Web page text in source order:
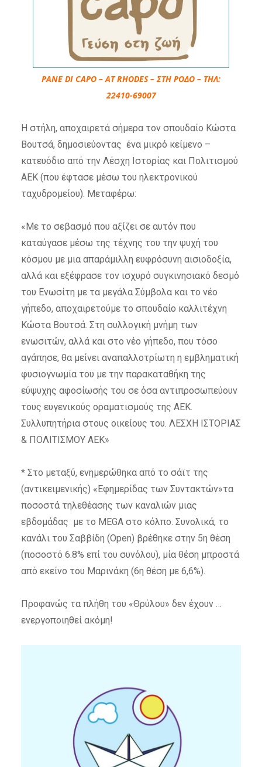
PANE DI CAPO – AT RHODES – ΣΤΗ ΡΟΔΟ – ΤΗΛ:
22410-69007
Η στήλη, αποχαιρετά σήμερα τον σπουδαίο Κώστα
Βουτσά, δημοσιεύοντας ένα μικρό κείμενο –
κατευόδιο από την Λέσχη Ιστορίας και Πολιτισμού
ΑΕΚ (που έφτασε μέσω του ηλεκτρονικού
ταχυδρομείου). Μεταφέρω:
«Με το σεβασμό που αξίζει σε αυτόν που
καταύγασε μέσω της τέχνης του την ψυχή του
κόσμου με μια απαράμιλλη ευφρόσυνη αισιοδοξία,
αλλά και εξέφρασε τον ισχυρό συγκινησιακό δεσμό
του Ενωσίτη με τα μεγάλα Σύμβολα και το νέο
γήπεδο, αποχαιρετούμε το σπουδαίο καλλιτέχνη
Κώστα Βουτσά. Στη συλλογική μνήμη των
ενωσιτών, αλλά και στο νέο γήπεδο, που τόσο
αγάπησε, θα μείνει αναπαλλοτρίωτη η εμβληματική
φυσιογνωμία του με την παρακαταθήκη της
εύψυχης αφοσίωσής του σε όσα αντιπροσωπεύουν
τους ευγενικούς οραματισμούς της ΑΕΚ.
Συλλυπητήρια στους οικείους του. ΛΕΣΧΗ ΙΣΤΟΡΙΑΣ
& ΠΟΛΙΤΙΣΜΟΥ ΑΕΚ»
* Στο μεταξύ, ενημερώθηκα από το σάϊτ της
(αντικειμενικής) «Εφημερίδας των Συντακτών»τα
ποσοστά τηλεθέασης των καναλιών μιας
εβδομάδας με το MEGA στο κόλπο. Συνολικά, το
κανάλι του Σαββίδη (Open) βρέθηκε στην 5η θέση
(ποσοστό 6.8% επί του συνόλου), μία θέση μπροστά
από εκείνο του Μαρινάκη (6η θέση με 6,6%).
Προφανώς τα πλήθη του «Θρύλου» δεν έχουν …
ενεργοποιηθεί ακόμη!